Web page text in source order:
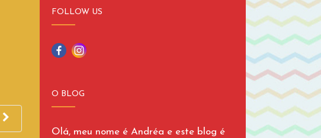
FOLLOW US
O BLOG
Olá, meu nome é Andréa e este blog é